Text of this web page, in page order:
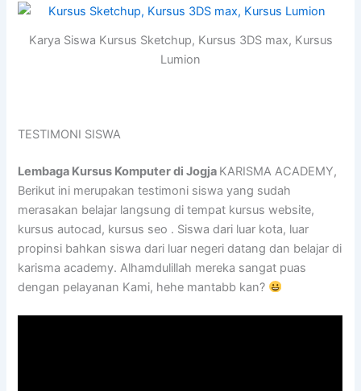
Karya Siswa Kursus Sketchup, Kursus 3DS max, Kursus
Lumion
TESTIMONI SISWA
Lembaga Kursus Komputer di Jogja KARISMA ACADEMY,
Berikut ini merupakan testimoni siswa yang sudah
merasakan belajar langsung di tempat kursus website,
kursus autocad, kursus seo . Siswa dari luar kota, luar
propinsi bahkan siswa dari luar negeri datang dan belajar di
karisma academy. Alhamdulillah mereka sangat puas
dengan pelayanan Kami, hehe mantabb kan?